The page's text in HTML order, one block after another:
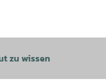
zu wissen